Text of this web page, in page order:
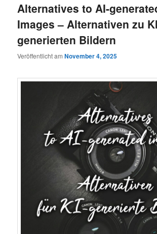
Alternatives to AI-
Images – Alternativen zu KI
generierten Bildern
Veröffentlicht amNovember 4, 2025